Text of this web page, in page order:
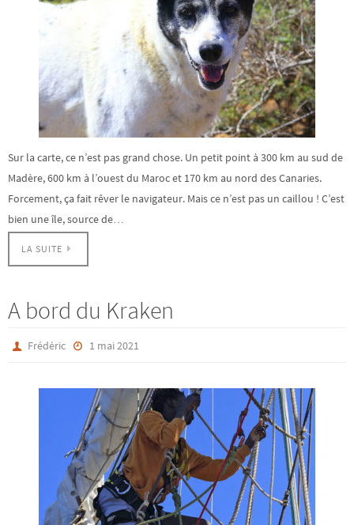
Sur la carte, ce n’est pas grand chose. Un petit point à 300 km au sud de
Madère, 600 km à l’ouest du Maroc et 170 km au nord des Canaries.
Forcement, ça fait rêver le navigateur. Mais ce n’est pas un caillou ! C’est
bien une île, source de…
LA SUITE
A bord du Kraken
Frédéric 1 mai 2021